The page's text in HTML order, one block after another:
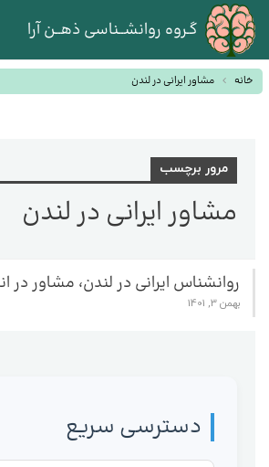
گـروه روانشــناسی ذهــن آرا
خانه مشاور ایرانی در لندن
مرور برچسب
مشاور ایرانی در لندن
روانشناس ایرانی در لندن، مشاور در
بهمن 3, 1401
دسترسی سریع